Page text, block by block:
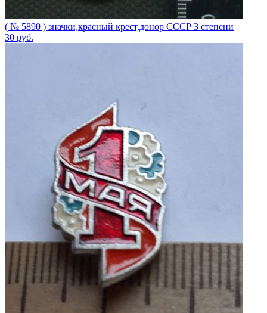
( № 5890 ) значки,красный крест,донор СССР 3 степени
30 руб.